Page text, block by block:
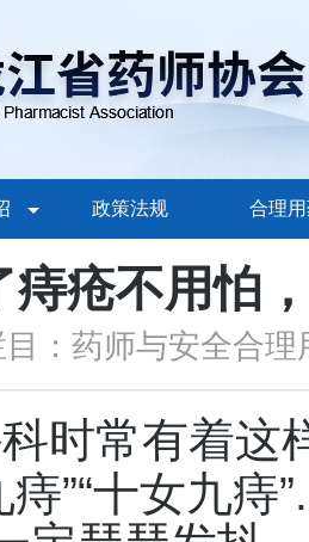
政策法规 合理
痔疮不用怕
：药师与安全合理
时常有着这
痔”“十女九